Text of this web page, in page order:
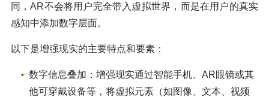
同，AR不会将用户完全带入虚拟世界，而是在用户的真实
感知中添加数字层面。
以下是增强现实的主要特点和要素：
数字信息叠加：增强现实通过智能手机、AR眼镜或其
他可穿戴设备等，将虚拟元素（如图像、文本、视频